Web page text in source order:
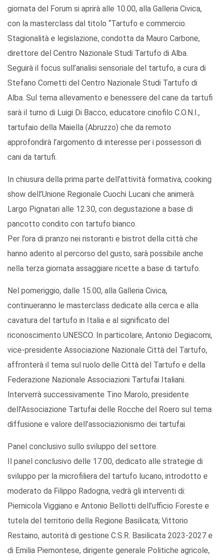
giornata del Forum si aprirà alle 10.00, alla Galleria Civica,
con la masterclass dal titolo “Tartufo e commercio.
Stagionalità e legislazione, condotta da Mauro Carbone,
direttore del Centro Nazionale Studi Tartufo di Alba.
Seguirà il focus sull’analisi sensoriale del tartufo, a cura di
Stefano Cometti del Centro Nazionale Studi Tartufo di
Alba. Sul tema allevamento e benessere del cane da tartufi
sarà il turno di Luigi Di Bacco, educatore cinofilo C.O.N.I.,
tartufaio della Maiella (Abruzzo) che da remoto
approfondirà l’argomento di interesse per i possessori di
cani da tartufi.
In chiusura della prima parte dell’attività formativa, cooking
show dell’Unione Regionale Cuochi Lucani che animerà
Largo Pignatari alle 12.30, con degustazione a base di
pancotto condito con tartufo bianco.
Per l’ora di pranzo nei ristoranti e bistrot della città che
hanno aderito al percorso del gusto, sarà possibile anche
nella terza giornata assaggiare ricette a base di tartufo.
Nel pomeriggio, dalle 15.00, alla Galleria Civica,
continueranno le masterclass dedicate alla cerca e alla
cavatura del tartufo in Italia e al significato del
riconoscimento UNESCO. In particolare, Antonio Degiacomi,
vice-presidente Associazione Nazionale Città del Tartufo,
affronterà il tema sul ruolo delle Città del Tartufo e della
Federazione Nazionale Associazioni Tartufai Italiani.
Interverrà successivamente Tino Marolo, presidente
dell’Associazione Tartufai delle Rocche del Roero sul tema
diffusione e valore dell’associazionismo dei tartufai.
Panel conclusivo sullo sviluppo del settore.
Il panel conclusivo delle 17.00, dedicato alle strategie di
sviluppo per la microfiliera del tartufo lucano, introdotto e
moderato da Filippo Radogna, vedrà gli interventi di:
Piernicola Viggiano e Antonio Bellotti dell’ufficio Foreste e
tutela del territorio della Regione Basilicata; Vittorio
Restaino, autorità di gestione C.S.R. Basilicata 2023-2027 e
di Emilia Piemontese, dirigente generale Politiche agricole,